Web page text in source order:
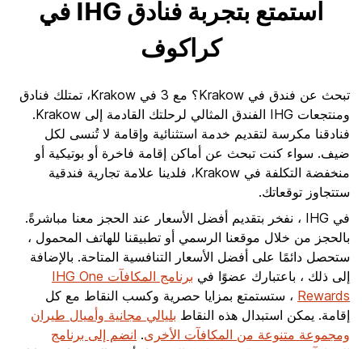
استمتع بتجربة فنادق IHG في
كراكوف
تبحث عن فندق في Krakow؟ مع 3 في Krakow، تمتلك فنادق
ومنتجعات IHG الفندق المثالي لرحلتك القادمة إلى Krakow.
فنادقنا مكرسة لتقديم خدمة استثنائية وإقامة لا تُنسى لكل
ضيف. سواء كنت تبحث عن أماكن إقامة فاخرة أو بوتيكية أو
منخفضة التكلفة في Krakow، فلدينا علامة تجارية فندقية
ستتجاوز توقعاتك.
في IHG ، نفخر بتقديم أفضل الأسعار عند الحجز معنا مباشرةً.
بالحجز من خلال موقعنا الرسمي أو تطبيقنا للهاتف المحمول ،
ستحصل دائمًا على أفضل الأسعار التنافسية المتاحة. بالإضافة
إلى ذلك ، باعتبارك عضوًا في
برنامج المكافآت IHG One
Rewards ، ستستمتع بمزايا حصرية وكسب النقاط مع كل
إقامة. يمكن استبدال هذه النقاط بليالي مجانية وأميال طيران
ومجموعة متنوعة من المكافآت الأخرى. انضم إلى برنامج